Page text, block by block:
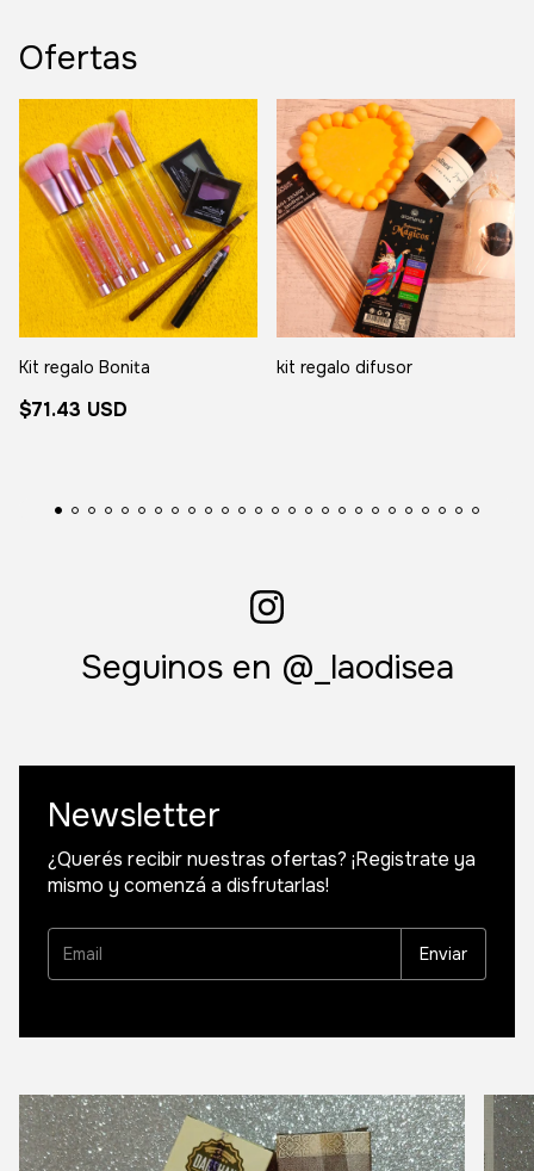
Ofertas
Kit regalo Bonita
$71.43 USD
kit regalo difusor
Seguinos en @_laodisea
Newsletter
¿Querés recibir nuestras ofertas? ¡Registrate ya
mismo y comenzá a disfrutarlas!